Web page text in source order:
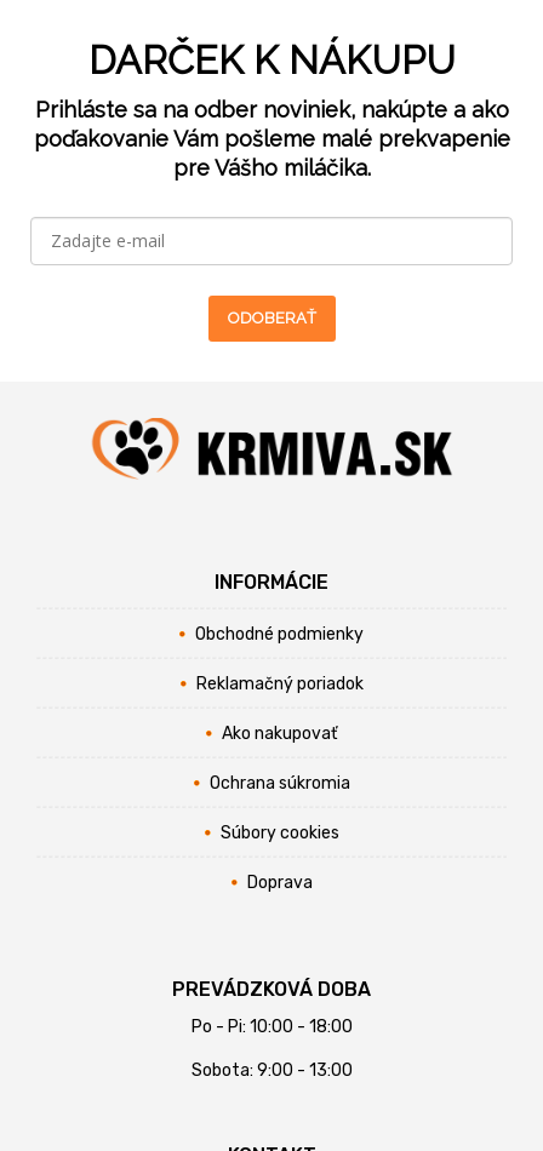
DARČEK K NÁKUPU
Prihláste sa na odber noviniek, nakúpte a ako
poďakovanie Vám pošleme malé prekvapenie
pre Vášho miláčika.
ODOBERAŤ
INFORMÁCIE
Obchodné podmienky
Reklamačný poriadok
Ako nakupovať
Ochrana súkromia
Súbory cookies
Doprava
PREVÁDZKOVÁ DOBA
Po - Pi: 10:00 - 18:00
Sobota: 9:00 - 13:00